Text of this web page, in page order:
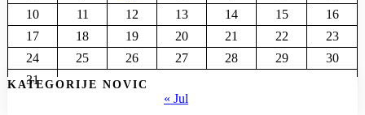
10
11 12 13 14 15
16
17
18 19 20 21 22
23
24
25 26 27 28 29
30
31
« Jul
KATEGORIJE NOVIC